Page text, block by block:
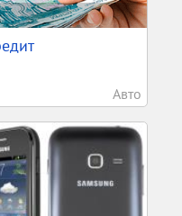
Авто